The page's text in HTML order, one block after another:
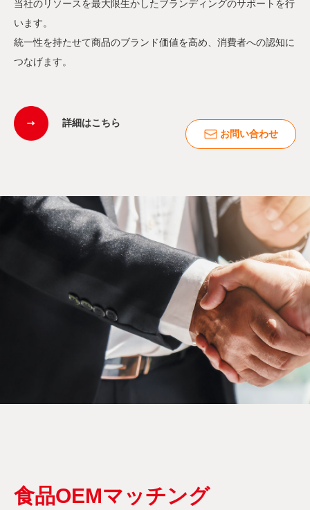
当社のリソースを最大限生かしたブランディングのサポートを行
います。
統一性を持たせて商品のブランド価値を高め、消費者への認知に
つなげます。
詳細はこちら
お問い合わせ
食品OEMマッチング